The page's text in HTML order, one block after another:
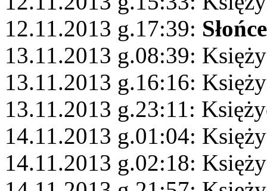
12.11.2013 g.17:39: Słońce
13.11.2013 g.08:39:
13.11.2013 g.16:16:
13.11.2013 g.23:11:
14.11.2013 g.01:04:
14.11.2013 g.02:18: